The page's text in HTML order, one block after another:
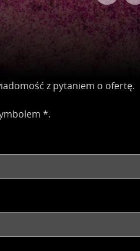
z pytaniem o ofertę.
*.